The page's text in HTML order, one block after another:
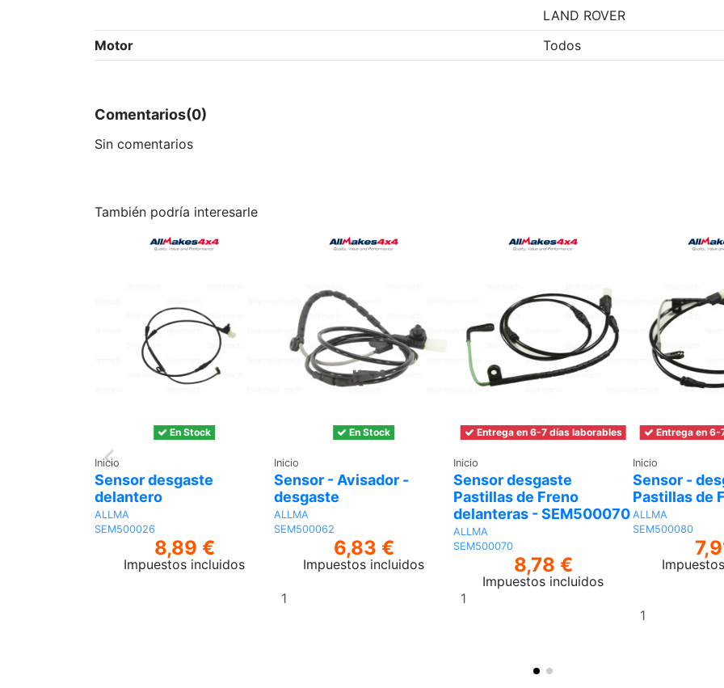
LAND ROVER
Motor
Todos
Comentarios(0)
Sin comentarios
También podría interesarle
En Stock
Inicio
Sensor desgaste
delantero
ALLMA
SEM500026
8,89 €
Impuestos incluidos
En Stock
Inicio
Sensor - Avisador -
desgaste
ALLMA
SEM500062
6,83 €
Impuestos incluidos
Añadir
Entrega en 6-7 días laborables
Inicio
Sensor desgaste
Pastillas de Freno
delanteras - SEM500070
ALLMA
SEM500070
8,78 €
Impuestos incluidos
Entrega en 6-
Inicio
Sensor -
Pastillas de
ALLMA
SEM500080